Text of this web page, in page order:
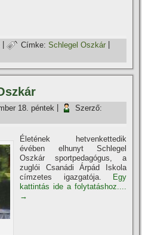
| Címke: Schlegel Oszkár
18. péntek
Szerző:
Életének hetvenkettedik
évében elhunyt Schlegel
Oszkár sportpedagógus, a
zuglói Csanádi Árpád Iskola
cí­mzetes igazgatója.
Egy
kattintás ide a folytatáshoz....
→